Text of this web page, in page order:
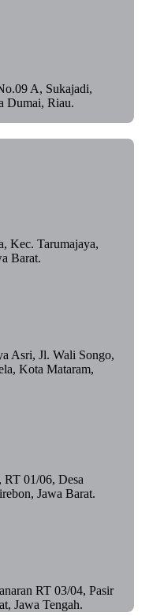
A, Sukajadi,
Dumai, Riau.
Kec. Tarumajaya,
Barat.
Asri, Jl. Wali Songo,
Kota Mataram,
01/06, Desa
Jawa Barat.
RT 03/04, Pasir
Jawa Tengah.